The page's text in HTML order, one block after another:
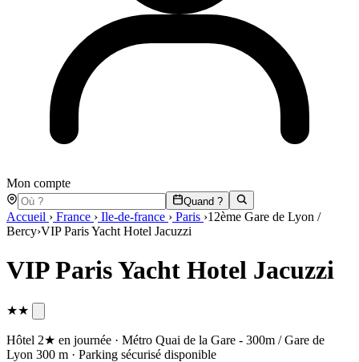
Mon compte
Quand ?
Accueil › France › Ile-de-france › Paris ›12ème Gare de Lyon /
Bercy›VIP Paris Yacht Hotel Jacuzzi
VIP Paris Yacht Hotel Jacuzzi
★★
Hôtel 2★ en journée · Métro Quai de la Gare - 300m / Gare de
Lyon 300 m · Parking sécurisé disponible